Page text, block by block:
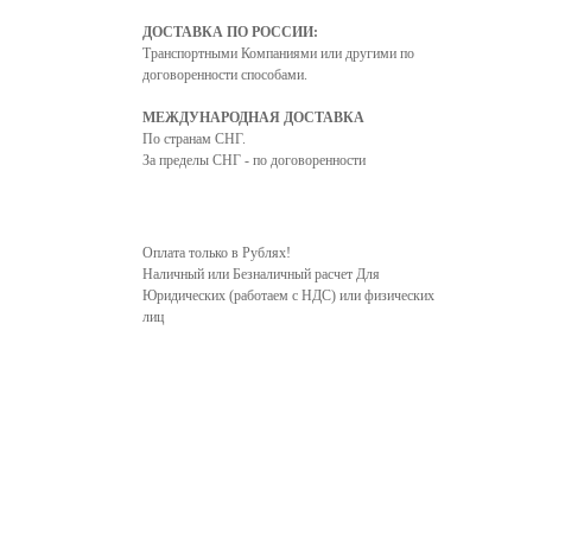
ДОСТАВКА ПО РОССИИ:
Транспортными Компаниями или другими по
договоренности способами.
МЕЖДУНАРОДНАЯ ДОСТАВКА
По странам СНГ.
За пределы СНГ - по договоренности
Оплата только в Рублях!
Наличный или Безналичный расчет Для
Юридических (работаем с НДС) или физических
лиц